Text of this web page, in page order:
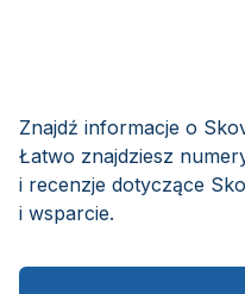
Znajdź informacje o
Łatwo znajdziesz
i recenzje dotyczące
i wsparcie.